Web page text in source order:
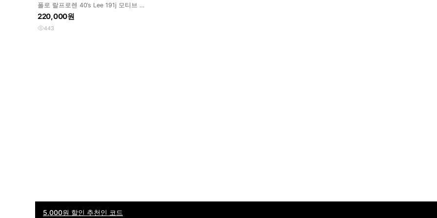
5,000원 할인 추천인 코드
폴로 랄프로렌 40‘s Lee 191j 모티브 블
랭킷 데님 자켓
220,000원
443